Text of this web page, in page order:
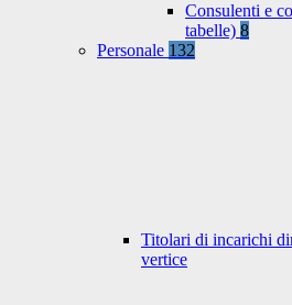
Consulenti e
tabelle) 8
Personale 132
Titolari di incarichi
vertice